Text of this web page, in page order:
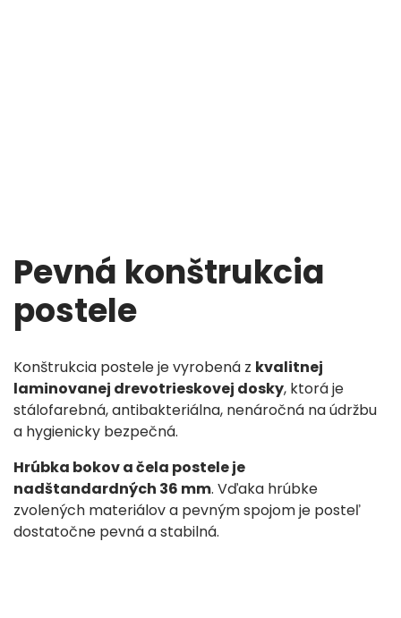
Pevná konštrukcia
postele
Konštrukcia postele je vyrobená z kvalitnej
laminovanej drevotrieskovej dosky, ktorá je
stálofarebná, antibakteriálna, nenáročná na údržbu
a hygienicky bezpečná.
Hrúbka bokov a čela postele je
nadštandardných 36 mm. Vďaka hrúbke
zvolených materiálov a pevným spojom je posteľ
dostatočne pevná a stabilná.